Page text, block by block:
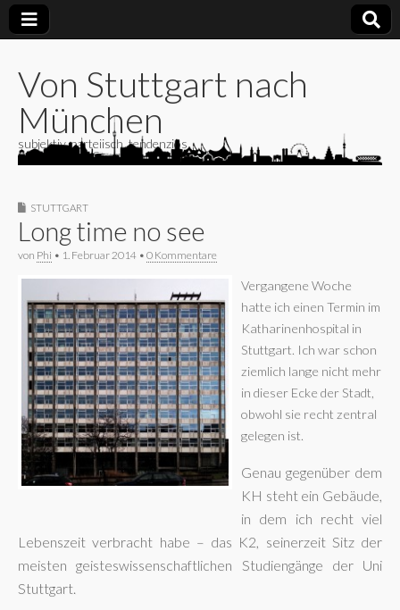
Von Stuttgart nach
München
subjektiv, parteiisch, tendenziös
STUTTGART
Long time no see
von Phi • 1. Februar 2014 • 0 Kommentare
Vergangene Woche
hatte ich einen Termin im
Katharinenhospital in
Stuttgart. Ich war schon
ziemlich lange nicht mehr
in dieser Ecke der Stadt,
obwohl sie recht zentral
gelegen ist.
Genau gegenüber dem
KH steht ein Gebäude,
in dem ich recht viel
Lebenszeit verbracht habe – das K2, seinerzeit Sitz der
meisten geisteswissenschaftlichen Studiengänge der Uni
Stuttgart.